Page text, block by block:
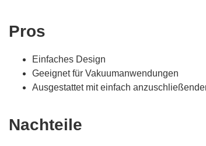
Pros
Einfaches Design
Geeignet für Vakuumanwendungen
Ausgestattet mit einfach
Nachteile